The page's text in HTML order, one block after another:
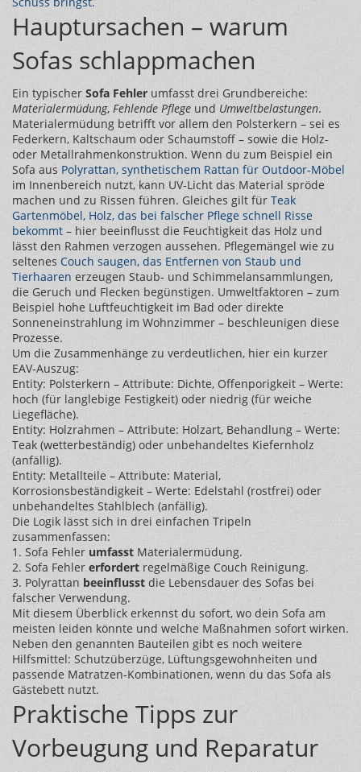
Hauptursachen – warum
Sofas schlappmachen
Ein typischer Sofa Fehler umfasst drei Grundbereiche:
Materialermüdung, Fehlende Pflege und Umweltbelastungen.
Materialermüdung betrifft vor allem den Polsterkern – sei es
Federkern, Kaltschaum oder Schaumstoff – sowie die Holz-
oder Metallrahmenkonstruktion. Wenn du zum Beispiel ein
Sofa aus Polyrattan, synthetischem Rattan für Outdoor‑Möbel
im Innenbereich nutzt, kann UV‑Licht das Material spröde
machen und zu Rissen führen. Gleiches gilt für Teak
Gartenmöbel, Holz, das bei falscher Pflege schnell Risse
bekommt – hier beeinflusst die Feuchtigkeit das Holz und
lässt den Rahmen verzogen aussehen. Pflegemängel wie zu
seltenes Couch saugen, das Entfernen von Staub und
Tierhaaren erzeugen Staub‑ und Schimmelansammlungen,
die Geruch und Flecken begünstigen. Umweltfaktoren – zum
Beispiel hohe Luftfeuchtigkeit im Bad oder direkte
Sonneneinstrahlung im Wohnzimmer – beschleunigen diese
Prozesse.
Um die Zusammenhänge zu verdeutlichen, hier ein kurzer
EAV‑Auszug:
Entity: Polsterkern – Attribute: Dichte, Offenporigkeit – Werte:
hoch (für langlebige Festigkeit) oder niedrig (für weiche
Liegefläche).
Entity: Holzrahmen – Attribute: Holzart, Behandlung – Werte:
Teak (wetterbeständig) oder unbehandeltes Kiefernholz
(anfällig).
Entity: Metallteile – Attribute: Material,
Korrosionsbeständigkeit – Werte: Edelstahl (rostfrei) oder
unbehandeltes Stahlblech (anfällig).
Die Logik lässt sich in drei einfachen Tripeln
zusammenfassen:
1. Sofa Fehler umfasst Materialermüdung.
2. Sofa Fehler erfordertregelmäßige Couch Reinigung.
3. Polyrattan beeinflusst die Lebensdauer des Sofas bei
falscher Verwendung.
Mit diesem Überblick erkennst du sofort, wo dein Sofa am
meisten leiden könnte und welche Maßnahmen sofort wirken.
Neben den genannten Bauteilen gibt es noch weitere
Hilfsmittel: Schutzüberzüge, Lüftungsgewohnheiten und
passende Matratzen‑Kombinationen, wenn du das Sofa als
Gästebett nutzt.
Praktische Tipps zur
Vorbeugung und Reparatur